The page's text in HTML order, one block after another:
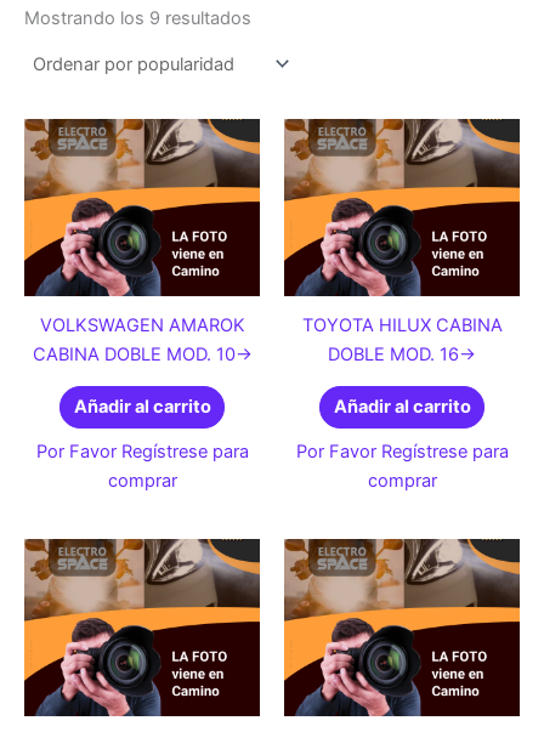
Mostrando los 9 resultados
VOLKSWAGEN AMAROK
CABINA DOBLE MOD. 10->
Añadir al carrito
Por Favor Regístrese para
comprar
TOYOTA HILUX CABINA
DOBLE MOD. 16->
Añadir al carrito
Por Favor Regístrese para
comprar